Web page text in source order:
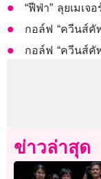
“ฟีฟ่า” ลุยเมเจ
กอล์ฟ “ควีนส์คั
กอล์ฟ “ควีนส์คั
ข่าวล่าสุด